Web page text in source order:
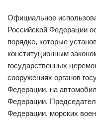
Официальное
Российской Федерации
порядке, которые
конституционным
государственных
сооружениях органов
Федерации, на
Федерации,
Федерации, морских